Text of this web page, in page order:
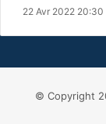
22 Avr 2022 20:30
© Copyright